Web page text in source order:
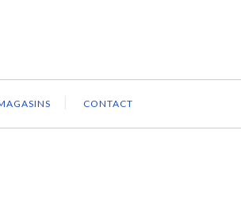
CONTACT